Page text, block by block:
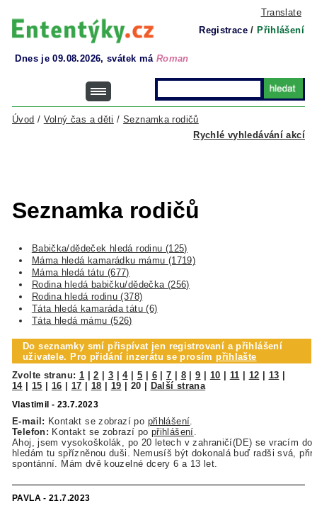
Translate
Registrace / Přihlášení
Dnes je 09.08.2026, svátek má Roman
Rychlé vyhledávání akcí
Úvod / Volný čas a děti /Seznamka rodičů
Seznamka rodičů
Babička/dědeček hledá rodinu (125)
Máma hledá kamarádku mámu (1719)
Máma hledá tátu (677)
Rodina hledá babičku/dědečka (256)
Rodina hledá rodinu (378)
Táta hledá kamaráda tátu (6)
Táta hledá mámu (526)
Do seznamky smí přispívat jen registrovaní a přihlášení
uživatele. Pro přidání inzerátu se prosímpřihlašte
Zvolte stranu: 1 |2 3 |4| 5 6|7 8|9 10 11 12 13
14| 15 16 17 18 19 20 Další strana
Vlastimil - 23.7.2023
E-mail: Kontakt se zobrazí po přihlášení
Telefon: Kontakt se zobrazí po přihlášení
Ahoj, jsem vysokoškolák, po 20 letech v zahraničí(DE) se vracím do
hledám tu spřízněnou duši. Nemusíš být dokonalá buď radši svá,
spontánní. Mám dvě kouzelné dcery 6 a 13 let.
PAVLA - 21.7.2023